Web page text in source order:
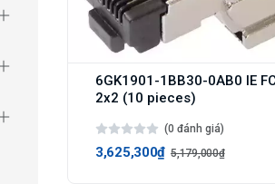
6GK1901-1BB30-0AB0 IE
2x2 (10 pieces)
(0 đánh giá)
3,625,300₫ 5,179,000₫